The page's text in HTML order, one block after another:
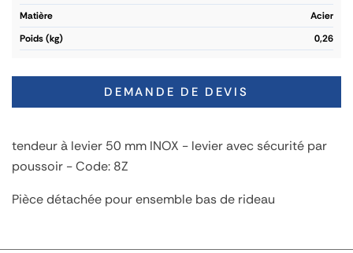
matière
Acier
poids (kg)
0,26
DEMANDE DE DEVIS
tendeur à levier 50 mm INOX - levier avec sécurité par
poussoir - Code: 8Z
Pièce détachée pour ensemble bas de rideau